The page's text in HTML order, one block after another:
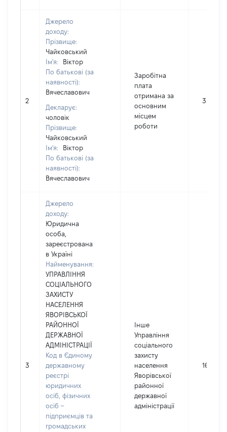
2
Джерело
доходу:
Прізвище:
Чайковський
Ім'я:
Віктор
По батькові (за
наявності):
Вячеславович
Декларує:
чоловік
Прізвище:
Чайковський
Ім'я:
Віктор
По батькові (за
наявності):
Вячеславович
Заробітна
плата
отримана за
основним
місцем
роботи
35000
3
Джерело
доходу:
Юридична
особа,
зареєстрована
в Україні
Найменування:
УПРАВЛІННЯ
СОЦІАЛЬНОГО
ЗАХИСТУ
НАСЕЛЕННЯ
ЯВОРІВСЬКОЇ
РАЙОННОЇ
ДЕРЖАВНОЇ
АДМІНІСТРАЦІЇ
Код в Єдиному
державному
реєстрі
юридичних
осіб, фізичних
осіб –
підприємців та
громадських
Інше
Управління
соціального
захисту
населення
Яворівської
районної
державної
адміністрації
16300